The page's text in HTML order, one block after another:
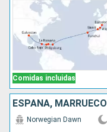
Comidas incluidas
Norwegian Dawn